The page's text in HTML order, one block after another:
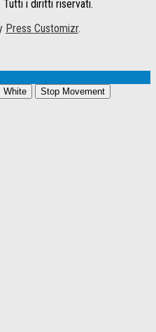
i diritti riservati.
Press Customizr.
White
Stop Movement